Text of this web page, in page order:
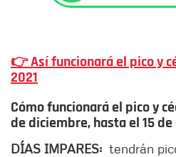
👉Así funcionará el pico y
2021
Cómo funcionará el pico y
de diciembre, hasta el 15
DÍAS IMPARES: tendrán